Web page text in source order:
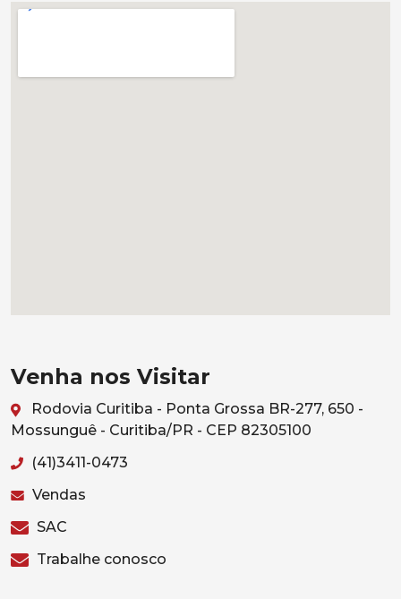
Venha nos Visitar
Rodovia Curitiba - Ponta Grossa BR-277, 650 -
Mossunguê - Curitiba/PR - CEP 82305100
(41)3411-0473
Vendas
SAC
Trabalhe conosco